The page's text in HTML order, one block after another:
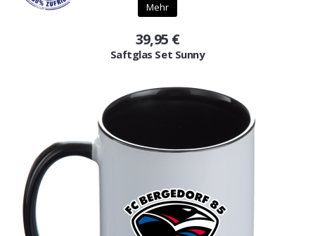
Mehr
39,95 €
Saftglas Set Sunny